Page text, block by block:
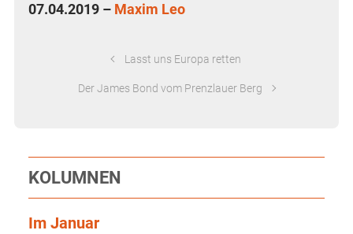
07.04.2019 – Maxim Leo
Lasst uns Europa retten
Der James Bond vom Prenzlauer Berg
KOLUMNEN
Im Januar